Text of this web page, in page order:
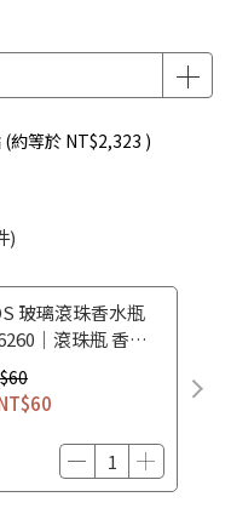
(約等於NT$2,323 )
)
玻璃滾珠香水瓶
｜滾珠瓶 香水
分裝瓶